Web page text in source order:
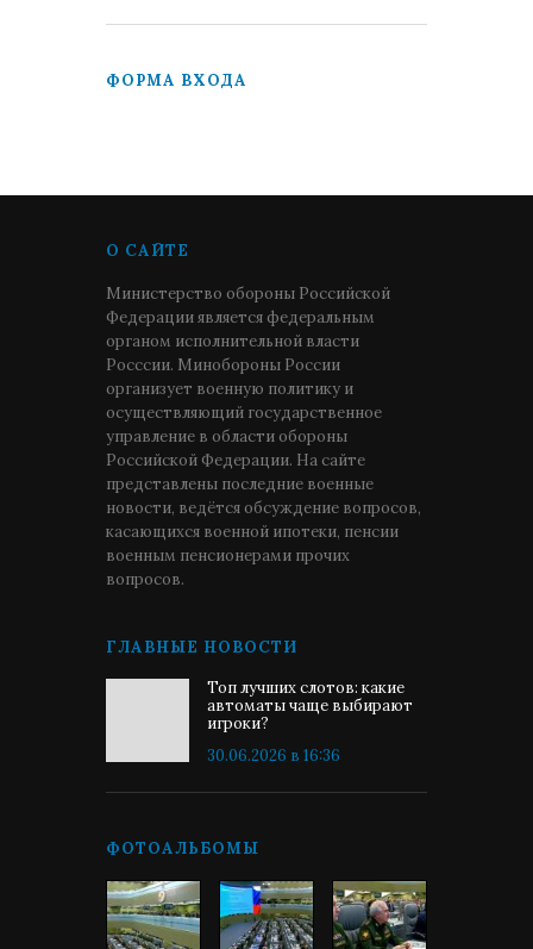
ФОРМА ВХОДА
О САЙТЕ
Министерство обороны Российской
Федерации является федеральным
органом исполнительной власти
Росссии. Минобороны России
организует военную политику и
осуществляющий государственное
управление в области обороны
Российской Федерации. На сайте
представлены последние военные
новости, ведётся обсуждение вопросов,
касающихся военной ипотеки, пенсии
военным пенсионерами прочих
вопросов.
ГЛАВНЫЕ НОВОСТИ
Топ лучших слотов: какие
автоматы чаще выбирают
игроки?
30.06.2026 в 16:36
ФОТОАЛЬБОМЫ